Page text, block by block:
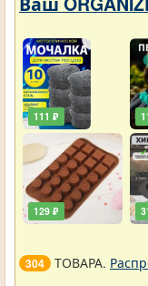
111 ₽
129 ₽
304 ТОВАРА.